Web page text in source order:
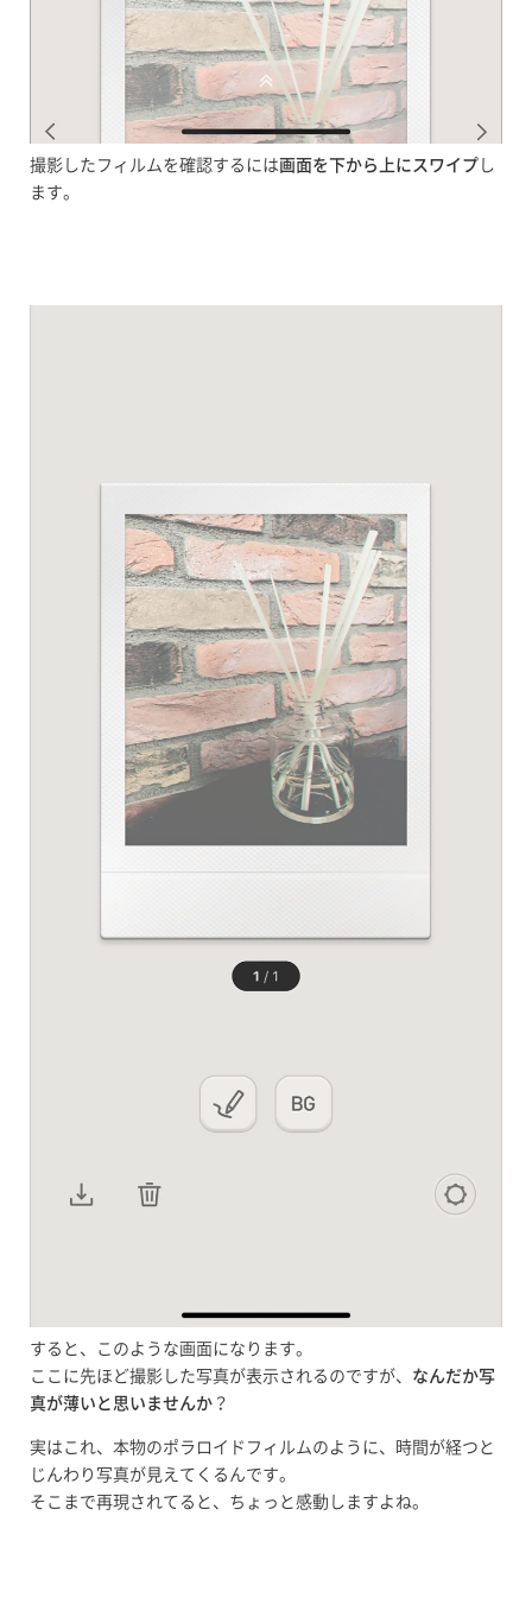
撮影したフィルムを確認するには画面を下から上にスワイプ し
ます。
すると、このような画面になります。
ここに先ほど撮影した写真が表示されるのですが、 なんだか写
真が薄いと思いませんか ？
実はこれ、本物のポラロイドフィルムのように、時間が経つと
じんわり写真が見えてくるんです。
そこまで再現されてると、ちょっと感動しますよね。